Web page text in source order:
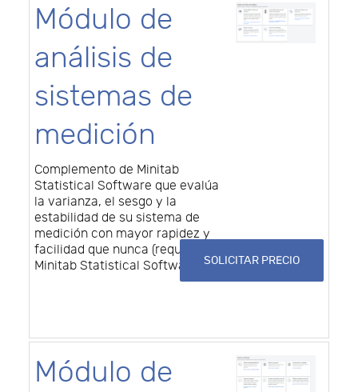
Módulo de
análisis de
sistemas de
medición
Complemento de Minitab
Statistical Software que evalúa
la varianza, el sesgo y la
estabilidad de su sistema de
medición con mayor rapidez y
facilidad que nunca (requiere
Minitab Statistical Software)
SOLICITAR PRECIO
Módulo de